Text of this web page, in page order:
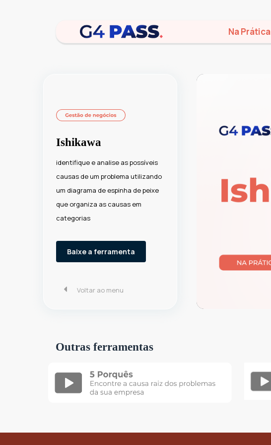
Na Prática
Ishikawa
identifique e analise as possíveis
causas de um problema utilizando
um diagrama de espinha de peixe
que organiza as causas em
categorias
Baixe a ferramenta
Voltar ao menu
Outras ferramentas